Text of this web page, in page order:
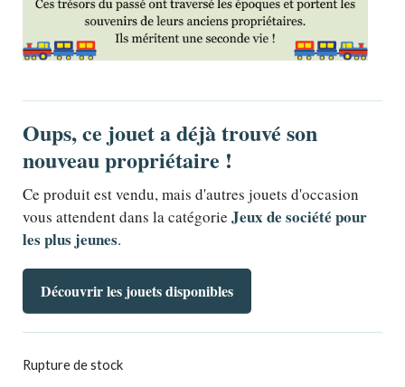
Oups, ce jouet a déjà trouvé son
nouveau propriétaire !
Ce produit est vendu, mais d'autres jouets d'occasion
vous attendent dans la catégorie Jeux de société pour
les plus jeunes.
Découvrir les jouets disponibles
Rupture de stock